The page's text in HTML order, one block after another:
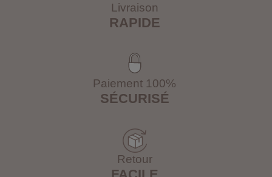
Livraison
RAPIDE
Paiement 100%
SÉCURISÉ
Retour